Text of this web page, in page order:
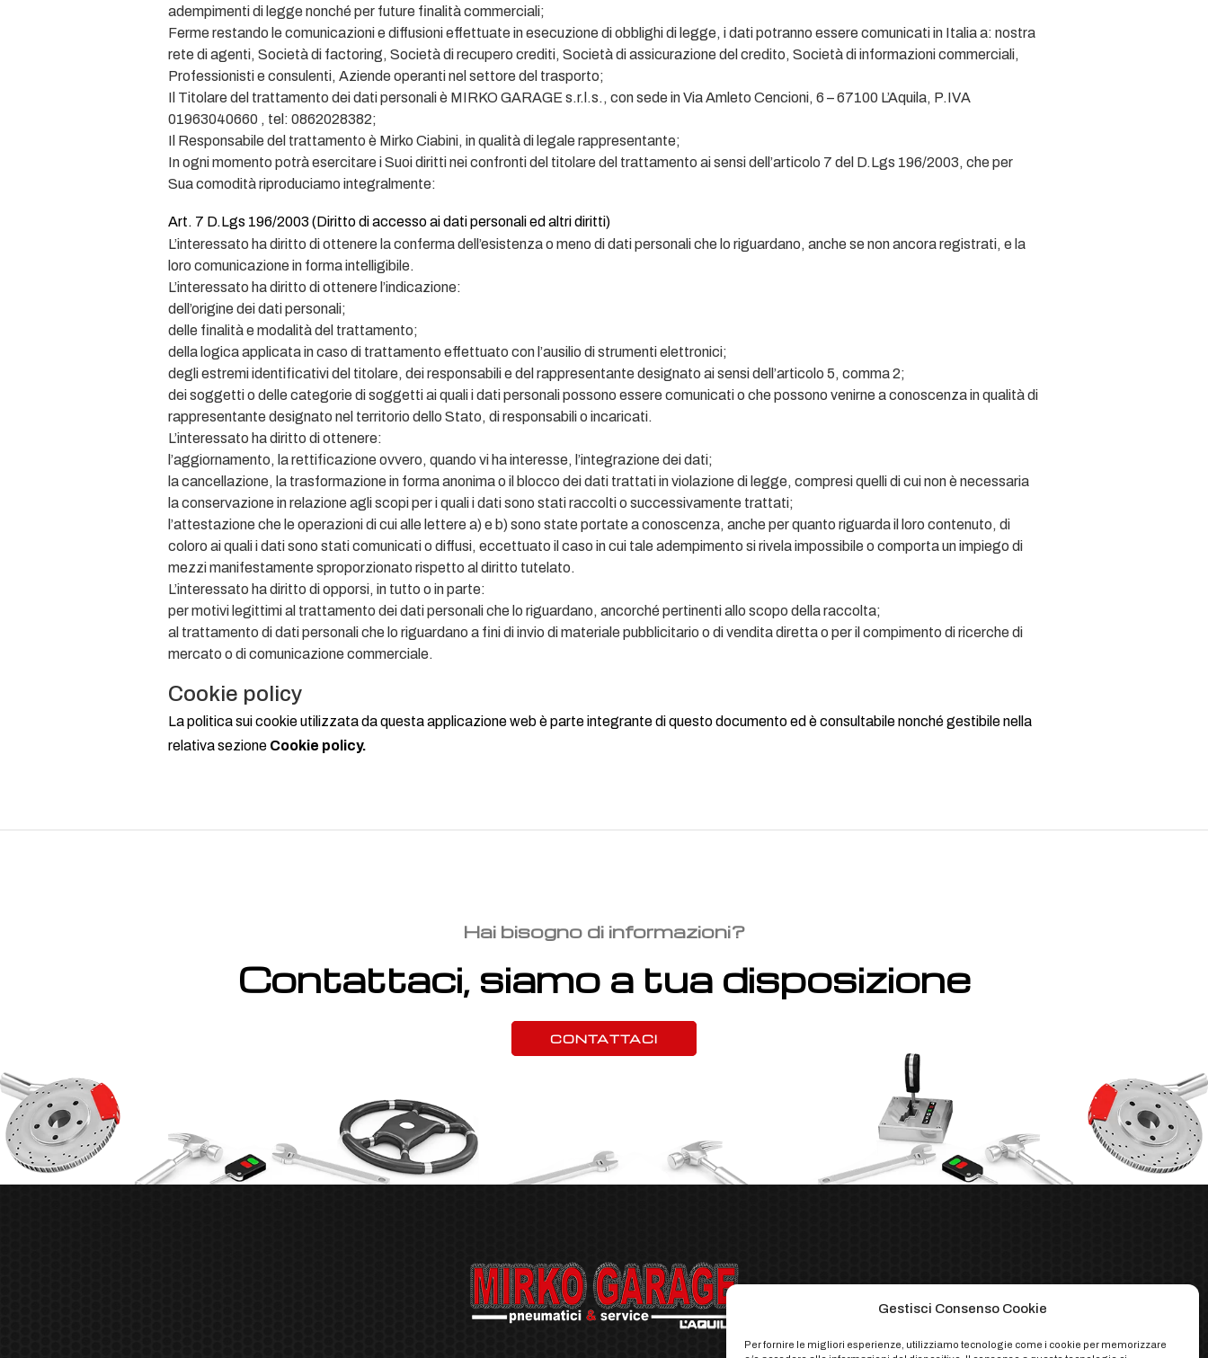
Gestisci Consenso Cookie
Per fornire le migliori esperienze, utilizziamo tecnologie come i cookie per memorizzare
adempimenti di legge nonché per future finalità commerciali;
Ferme restando le comunicazioni e diffusioni effettuate in esecuzione di obblighi di legge, i dati potranno essere comunicati in Italia a: nostra
rete di agenti, Società di factoring, Società di recupero crediti, Società di assicurazione del credito, Società di informazioni commerciali,
Professionisti e consulenti, Aziende operanti nel settore del trasporto;
Il Titolare del trattamento dei dati personali è MIRKO GARAGE s.r.l.s., con sede in Via Amleto Cencioni, 6 – 67100 L’Aquila, P.IVA
01963040660 , tel: 0862028382;
Il Responsabile del trattamento è Mirko Ciabini, in qualità di legale rappresentante;
In ogni momento potrà esercitare i Suoi diritti nei confronti del titolare del trattamento ai sensi dell’articolo 7 del D.Lgs 196/2003, che per
Sua comodità riproduciamo integralmente:
Art. 7 D.Lgs 196/2003 (Diritto di accesso ai dati personali ed altri diritti)
L’interessato ha diritto di ottenere la conferma dell’esistenza o meno di dati personali che lo riguardano, anche se non ancora registrati, e la
loro comunicazione in forma intelligibile.
L’interessato ha diritto di ottenere l’indicazione:
dell’origine dei dati personali;
delle finalità e modalità del trattamento;
della logica applicata in caso di trattamento effettuato con l’ausilio di strumenti elettronici;
degli estremi identificativi del titolare, dei responsabili e del rappresentante designato ai sensi dell’articolo 5, comma 2;
dei soggetti o delle categorie di soggetti ai quali i dati personali possono essere comunicati o che possono venirne a conoscenza in qualità di
rappresentante designato nel territorio dello Stato, di responsabili o incaricati.
L’interessato ha diritto di ottenere:
l’aggiornamento, la rettificazione ovvero, quando vi ha interesse, l’integrazione dei dati;
la cancellazione, la trasformazione in forma anonima o il blocco dei dati trattati in violazione di legge, compresi quelli di cui non è necessaria
la conservazione in relazione agli scopi per i quali i dati sono stati raccolti o successivamente trattati;
l’attestazione che le operazioni di cui alle lettere a) e b) sono state portate a conoscenza, anche per quanto riguarda il loro contenuto, di
coloro ai quali i dati sono stati comunicati o diffusi, eccettuato il caso in cui tale adempimento si rivela impossibile o comporta un impiego di
mezzi manifestamente sproporzionato rispetto al diritto tutelato.
L’interessato ha diritto di opporsi, in tutto o in parte:
per motivi legittimi al trattamento dei dati personali che lo riguardano, ancorché pertinenti allo scopo della raccolta;
al trattamento di dati personali che lo riguardano a fini di invio di materiale pubblicitario o di vendita diretta o per il compimento di ricerche di
mercato o di comunicazione commerciale.
Cookie policy
La politica sui cookie utilizzata da questa applicazione web è parte integrante di questo documento ed è consultabile nonché gestibile nella
relativa sezione Cookie policy.
Hai bisogno di informazioni?
Contattaci, siamo a tua disposizione
CONTATTACI